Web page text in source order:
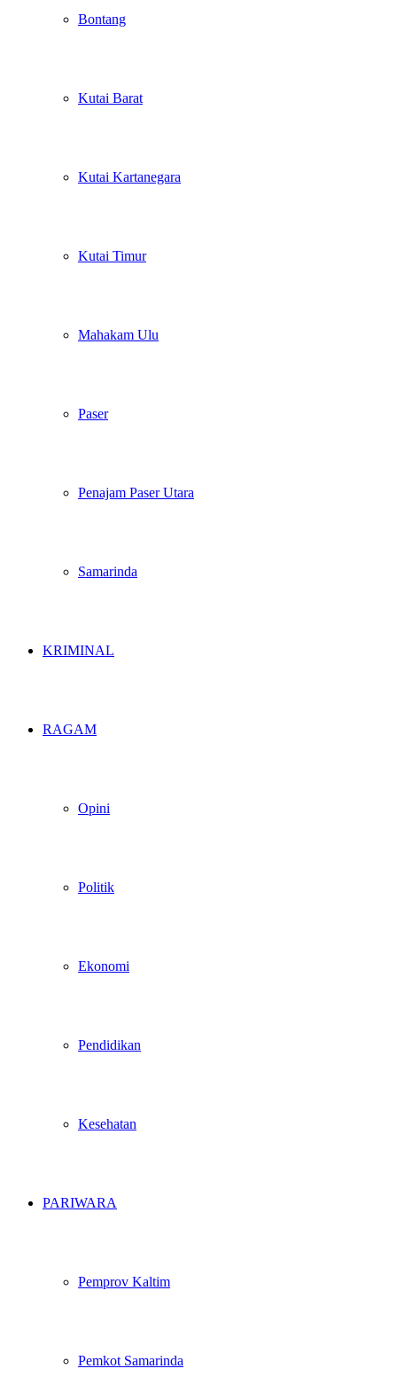
Bontang
Kutai Barat
Kutai Kartanegara
Kutai Timur
Mahakam Ulu
Paser
Penajam Paser Utara
Samarinda
KRIMINAL
RAGAM
Opini
Politik
Ekonomi
Pendidikan
Kesehatan
PARIWARA
Pemprov Kaltim
Pemkot Samarinda